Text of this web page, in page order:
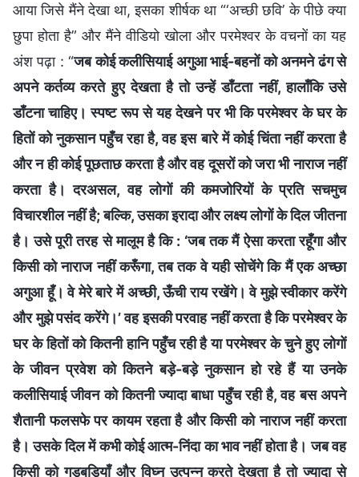
आया जिसे मैंने देखा था, इसका शीर्षक था “‘अच्छी छवि’ के पीछे क्या
छुपा होता है” और मैंने वीडियो खोला और परमेश्वर के वचनों का यह
अंश पढ़ा : “जब कोई कलीसियाई अगुआ भाई-बहनों को अनमने ढंग से
अपने कर्तव्य करते हुए देखता है तो उन्हें डाँटता नहीं, हालाँकि उसे
डाँटना चाहिए। स्पष्ट रूप से यह देखने पर भी कि परमेश्वर के घर के
हितों को नुकसान पहुँच रहा है, वह इस बारे में कोई चिंता नहीं करता है
और न ही कोई पूछताछ करता है और वह दूसरों को जरा भी नाराज नहीं
करता है। दरअसल, वह लोगों की कमजोरियों के प्रति सचमुच
विचारशील नहीं है; बल्कि, उसका इरादा और लक्ष्य लोगों के दिल जीतना
है। उसे पूरी तरह से मालूम है कि : ‘जब तक मैं ऐसा करता रहूँगा और
किसी को नाराज नहीं करूँगा, तब तक वे यही सोचेंगे कि मैं एक अच्छा
अगुआ हूँ। वे मेरे बारे में अच्छी, ऊँची राय रखेंगे। वे मुझे स्वीकार करेंगे
और मुझे पसंद करेंगे।’ वह इसकी परवाह नहीं करता है कि परमेश्वर के
घर के हितों को कितनी हानि पहुँच रही है या परमेश्वर के चुने हुए लोगों
के जीवन प्रवेश को कितने बड़े-बड़े नुकसान हो रहे हैं या उनके
कलीसियाई जीवन को कितनी ज्यादा बाधा पहुँच रही है, वह बस अपने
शैतानी फलसफे पर कायम रहता है और किसी को नाराज नहीं करता
है। उसके दिल में कभी कोई आत्म-निंदा का भाव नहीं होता है। जब वह
किसी को गड़बड़ियाँ और विघ्न उत्पन्न करते देखता है तो ज्यादा से